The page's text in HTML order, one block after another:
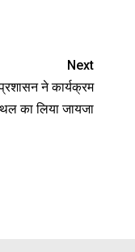
Next
प्रशासन ने कार्यक्रम
का लिया जायजा